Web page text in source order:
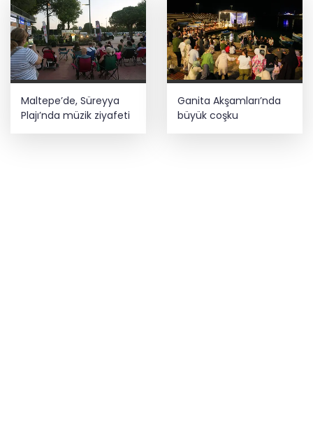
Maltepe’de, Süreyya
Plajı’nda müzik ziyafeti
Ganita Akşamları’nda
büyük coşku